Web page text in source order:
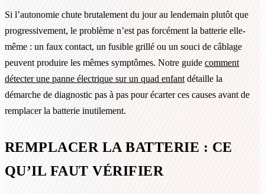
Si l’autonomie chute brutalement du jour au lendemain plutôt que
progressivement, le problème n’est pas forcément la batterie elle-
même : un faux contact, un fusible grillé ou un souci de câblage
peuvent produire les mêmes symptômes. Notre guide comment
détecter une panne électrique sur un quad enfant détaille la
démarche de diagnostic pas à pas pour écarter ces causes avant de
remplacer la batterie inutilement.
REMPLACER LA BATTERIE : CE
QU’IL FAUT VÉRIFIER